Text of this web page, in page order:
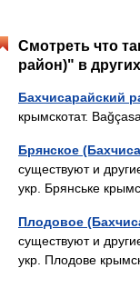
Смотреть что
район)" в
Бахчисарайский
крымскотат.
Брянское
существуют и
укр. Брянське
Плодовое
существуют и
укр. Плодове